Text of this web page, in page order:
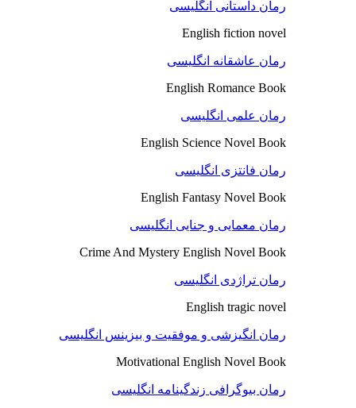
رمان داستانی انگلیسی
English fiction novel
رمان عاشقانه انگلیسی
English Romance Book
رمان علمی انگلیسی
English Science Novel Book
رمان فانتزی انگلیسی
English Fantasy Novel Book
رمان معمایی و جنایی انگلیسی
Crime And Mystery English Novel Book
رمان تراژدی انگلیسی
English tragic novel
رمان انگیزشی و موفقیت و بیزینس انگلیسی
Motivational English Novel Book
رمان بیوگرافی زندگینامه انگلیسی